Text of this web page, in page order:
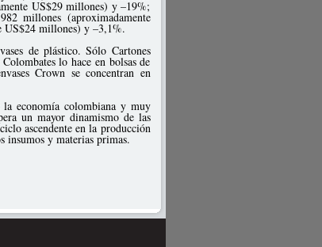
US$29 millones) y –19%;
millones (aproximadamente
US$24 millones) y –3,1%.
de plástico. Sólo Cartones
lo hace en bolsas de
Crown se concentran en
la economía colombiana y muy
un mayor dinamismo de las
ascendente en la producción
insumos y materias primas.